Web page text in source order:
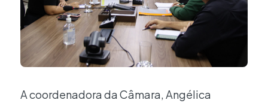
A coordenadora da Câmara, Angélica